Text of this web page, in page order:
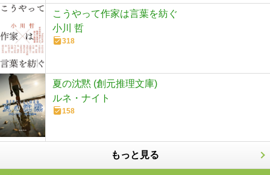
こうやって作家は言葉を紡ぐ
小川 哲
318
夏の沈黙 (創元推理文庫)
ルネ・ナイト
158
もっと見る